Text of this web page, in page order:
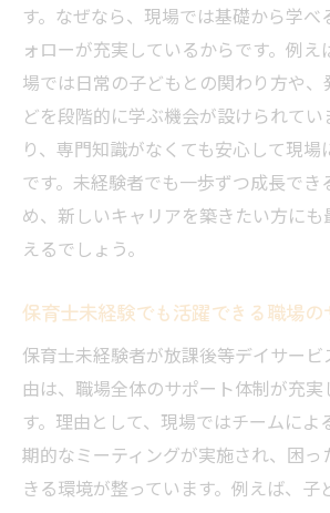
す。なぜなら、現場では基礎から学べ
ォローが充実しているからです。例え
場では日常の子どもとの関わり方や
どを段階的に学ぶ機会が設けられてい
り、専門知識がなくても安心して現場
です。未経験者でも一歩ずつ成長でき
め、新しいキャリアを築きたい方に
えるでしょう。
保育士未経験でも活躍できる職場
保育士未経験者が放課後等デイサー
由は、職場全体のサポート体制が充実
す。理由として、現場ではチームによ
期的なミーティングが実施され、困っ
きる環境が整っています。例えば、子